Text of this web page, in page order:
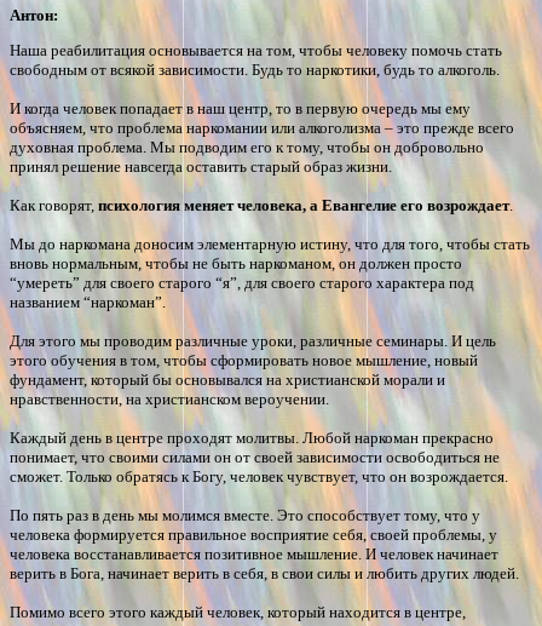
Антон:
Наша реабилитация основывается на том, чтобы человеку помочь стать
свободным от всякой зависимости. Будь то наркотики, будь то алкоголь.
И когда человек попадает в наш центр, то в первую очередь мы ему
объясняем, что проблема наркомании или алкоголизма – это прежде всего
духовная проблема. Мы подводим его к тому, чтобы он добровольно
принял решение навсегда оставить старый образ жизни.
Как говорят, психология меняет человека, а Евангелие его возрождает.
Мы до наркомана доносим элементарную истину, что для того, чтобы стать
вновь нормальным, чтобы не быть наркоманом, он должен просто
“умереть” для своего старого “я”, для своего старого характера под
названием “наркоман”.
Для этого мы проводим различные уроки, различные семинары. И цель
этого обучения в том, чтобы сформировать новое мышление, новый
фундамент, который бы основывался на христианской морали и
нравственности, на христианском вероучении.
Каждый день в центре проходят молитвы. Любой наркоман прекрасно
понимает, что своими силами он от своей зависимости освободиться не
сможет. Только обратясь к Богу, человек чувствует, что он возрождается.
По пять раз в день мы молимся вместе. Это способствует тому, что у
человека формируется правильное восприятие себя, своей проблемы, у
человека восстанавливается позитивное мышление. И человек начинает
верить в Бога, начинает верить в себя, в свои силы и любить других людей.
Помимо всего этого каждый человек, который находится в центре,